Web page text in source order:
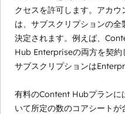
クセスを許可します。アカ
は、サブスクリプションの
決定されます。例えば、
Hub Enterpriseの両方を契約
サブスクリプションは
有料のContent Hubプランに
いて所定の数のコアシートが